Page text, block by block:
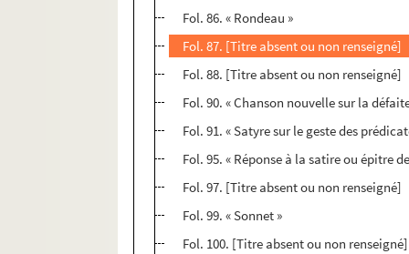
Fol. 86. « Rondeau »
Fol. 87. [Titre absent ou non renseigné]
Fol. 88. [Titre absent ou non renseigné]
Fol. 90. « Chanson nouvelle sur la
Fol. 91. « Satyre sur le geste des
Fol. 95. « Réponse à la satire ou épitre
Fol. 97. [Titre absent ou non renseigné]
Fol. 99. « Sonnet »
Fol. 100. [Titre absent ou non renseigné]